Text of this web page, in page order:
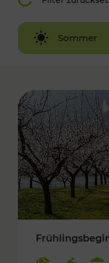
Sommer
Winter